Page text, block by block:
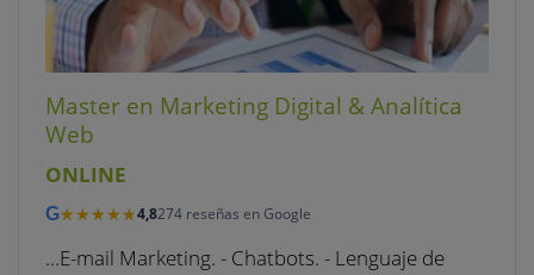
Master en Marketing Digital & Analítica
Web
ONLINE
G★★★★★
★★★★★4,8274 reseñas en Google
…E-mail Marketing. - Chatbots. - Lenguaje de